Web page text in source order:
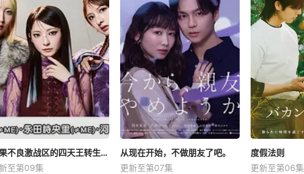
如果不良激战区的四天王转生成了偶像团体？
至第09集
从现在开始，不做朋友了吧。
更新至第07集
度假法则
更新至第06集